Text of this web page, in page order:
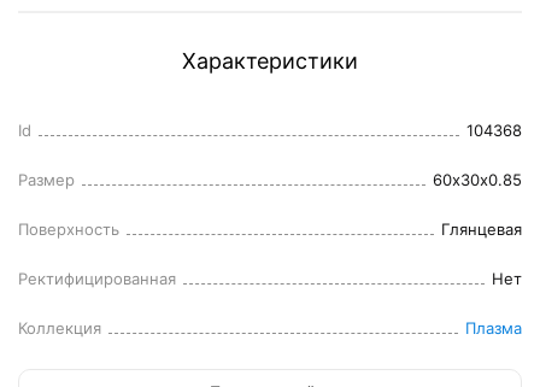
Характеристики
Id 104368
Размер 60x30x0.85
Поверхность Глянцевая
Ректифицированная Нет
Коллекция Плазма